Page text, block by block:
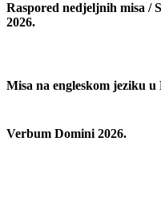
Raspored nedjeljnih misa /
2026.
Misa na engleskom jeziku
Verbum Domini 2026.